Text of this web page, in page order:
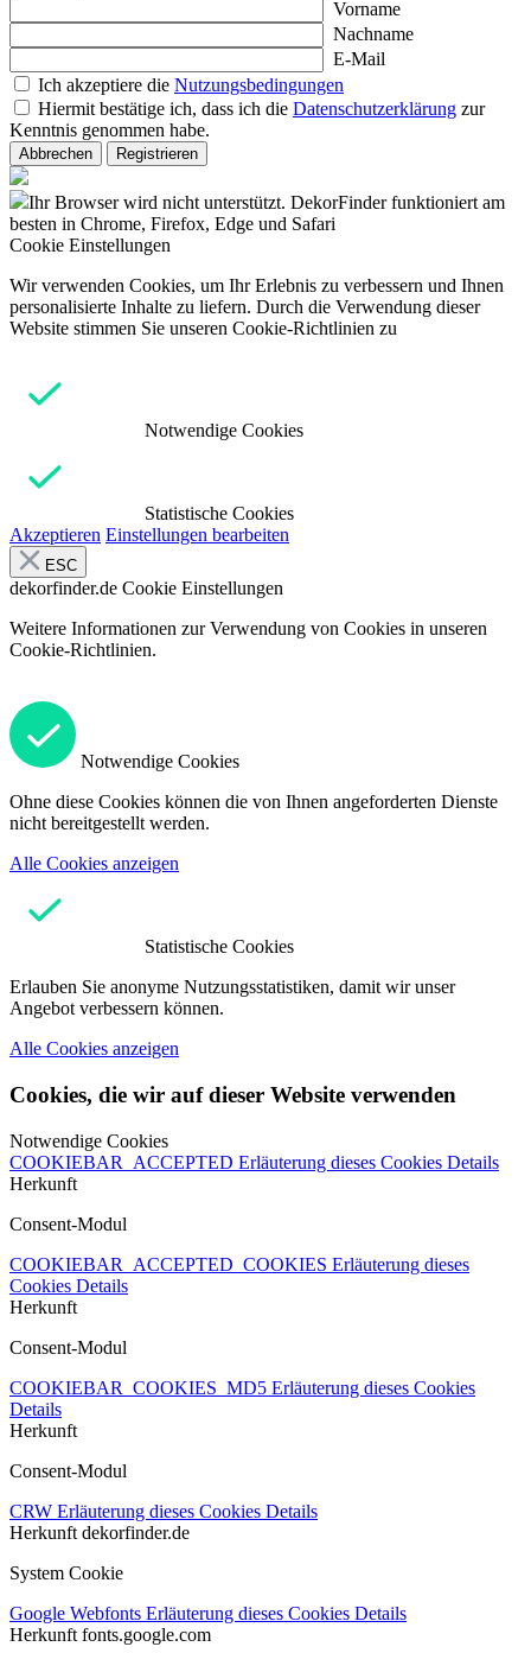
Vorname
Nachname
E-Mail
Ich akzeptiere die Nutzungsbedingungen
Hiermit bestätige ich, dass ich die Datenschutzerklärung zur
Kenntnis genommen habe.
Abbrechen Registrieren
Ihr Browser wird nicht unterstützt. DekorFinder funktioniert am
besten in Chrome, Firefox, Edge und Safari
Cookie Einstellungen
Wir verwenden Cookies, um Ihr Erlebnis zu verbessern und Ihnen
personalisierte Inhalte zu liefern. Durch die Verwendung dieser
Website stimmen Sie unseren Cookie-Richtlinien zu
Notwendige Cookies
Statistische Cookies
Akzeptieren Einstellungen bearbeiten
ESC
dekorfinder.de Cookie Einstellungen
Weitere Informationen zur Verwendung von Cookies in unseren
Cookie-Richtlinien.
Notwendige Cookies
Ohne diese Cookies können die von Ihnen angeforderten Dienste
nicht bereitgestellt werden.
Alle Cookies anzeigen
Statistische Cookies
Erlauben Sie anonyme Nutzungsstatistiken, damit wir unser
Angebot verbessern können.
Alle Cookies anzeigen
Cookies, die wir auf dieser Website verwenden
Notwendige Cookies
COOKIEBAR_ACCEPTED Erläuterung dieses Cookies Details
Herkunft
Consent-Modul
COOKIEBAR_ACCEPTED_COOKIES Erläuterung dieses
Cookies Details
Herkunft
Consent-Modul
COOKIEBAR_COOKIES_MD5 Erläuterung dieses Cookies
Details
Herkunft
Consent-Modul
CRW Erläuterung dieses Cookies Details
Herkunft dekorfinder.de
System Cookie
Google Webfonts Erläuterung dieses Cookies Details
Herkunft fonts.google.com